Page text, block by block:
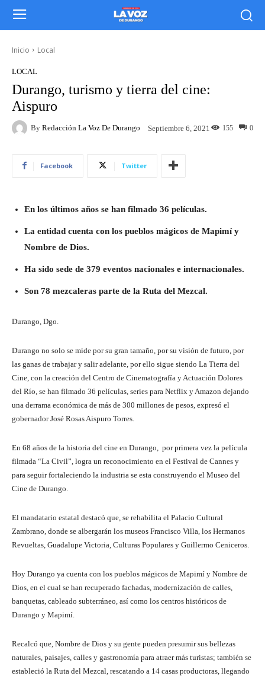
Inicio Local
LOCAL
Durango, turismo y tierra del cine:
Aispuro
By Redacción La Voz De Durango Septiembre 6, 2021 0
155
Facebook Twitter
En los últimos años se han filmado 36 películas.
La entidad cuenta con los pueblos mágicos de Mapimí y
Nombre de Dios.
Ha sido sede de 379 eventos nacionales e internacionales.
Son 78 mezcaleras parte de la Ruta del Mezcal.
Durango, Dgo.
Durango no solo se mide por su gran tamaño, por su visión de futuro, por
las ganas de trabajar y salir adelante, por ello sigue siendo La Tierra del
Cine, con la creación del Centro de Cinematografía y Actuación Dolores
del Río, se han filmado 36 películas, series para Netflix y Amazon dejando
una derrama económica de más de 300 millones de pesos, expresó el
gobernador José Rosas Aispuro Torres.
En 68 años de la historia del cine en Durango, por primera vez la película
filmada “La Civil”, logra un reconocimiento en el Festival de Cannes y
para seguir fortaleciendo la industria se esta construyendo el Museo del
Cine de Durango.
El mandatario estatal destacó que, se rehabilita el Palacio Cultural
Zambrano, donde se albergarán los museos Francisco Villa, los Hermanos
Revueltas, Guadalupe Victoria, Culturas Populares y Guillermo Ceniceros.
Hoy Durango ya cuenta con los pueblos mágicos de Mapimí y Nombre de
Dios, en el cual se han recuperado fachadas, modernización de calles,
banquetas, cableado subterráneo, así como los centros históricos de
Durango y Mapimí.
Recalcó que, Nombre de Dios y su gente pueden presumir sus bellezas
naturales, paisajes, calles y gastronomía para atraer más turistas; también se
estableció la Ruta del Mezcal, rescatando a 14 casas productoras, llegando